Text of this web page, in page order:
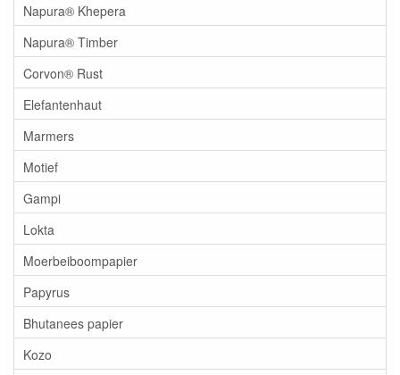
Napura® Khepera
Napura® Timber
Corvon® Rust
Elefantenhaut
Marmers
Motief
Gampi
Lokta
Moerbeiboompapier
Papyrus
Bhutanees papier
Kozo